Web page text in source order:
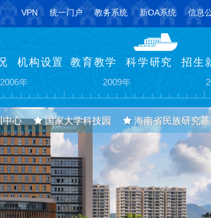
VPN 统一门户 教务系统 新OA系统 信息
机构设置 教育教学 科学研究 招生
学院（本科）
2006年
主校区搬迁至三亚
2009年
更名为
中心 国家大学科技园 海南省民族研究